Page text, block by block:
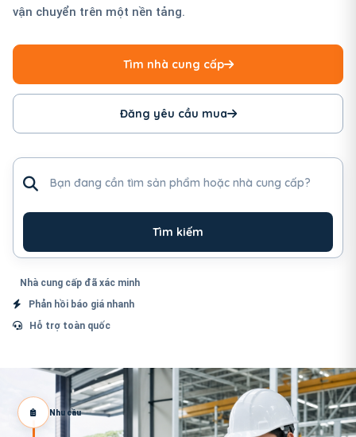
vận chuyển trên một nền tảng.
Tìm nhà cung cấp
Đăng yêu cầu mua
Tìm kiếm
Nhà cung cấp đã xác minh
Phản hồi báo giá nhanh
Hỗ trợ toàn quốc
Nhu cầu